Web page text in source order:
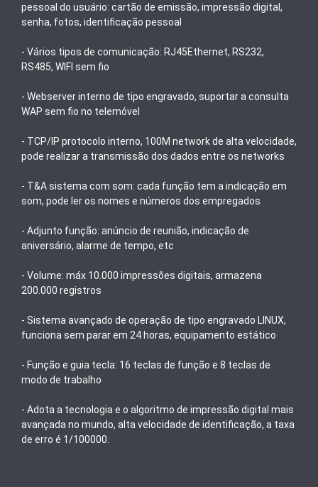
pessoal do usuário: cartão de emissão, impressão digital,
senha, fotos, identificação pessoal
- Vários tipos de comunicação: RJ45Ethernet, RS232,
RS485, WIFI sem fio
- Webserver interno de tipo engravado, suportar a consulta
WAP sem fio no telemóvel
- TCP/IP protocolo interno, 100M network de alta velocidade,
pode realizar a transmissão dos dados entre os networks
- T&A sistema com som: cada função tem a indicação em
som, pode ler os nomes e números dos empregados
- Adjunto função: anúncio de reunião, indicação de
aniversário, alarme de tempo, etc
- Volume: máx 10.000 impressões digitais, armazena
200.000 registros
- Sistema avançado de operação de tipo engravado LINUX,
funciona sem parar em 24 horas, equipamento estático
- Função e guia tecla: 16 teclas de função e 8 teclas de
modo de trabalho
- Adota a tecnologia e o algoritmo de impressão digital mais
avançada no mundo, alta velocidade de identificação, a taxa
de erro é 1/100000.